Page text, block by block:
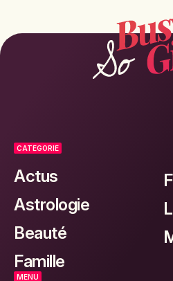
CATEGORIE
Actus
Astrologie
Beauté
Famille
MENU